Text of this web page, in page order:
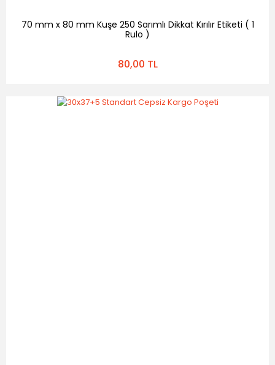
70 mm x 80 mm Kuşe 250 Sarımlı Dikkat Kırılır Etiketi ( 1
Rulo )
80,00 TL